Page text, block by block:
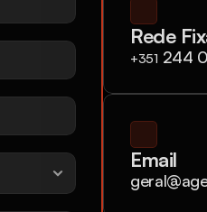
Rede
+351 244
Email